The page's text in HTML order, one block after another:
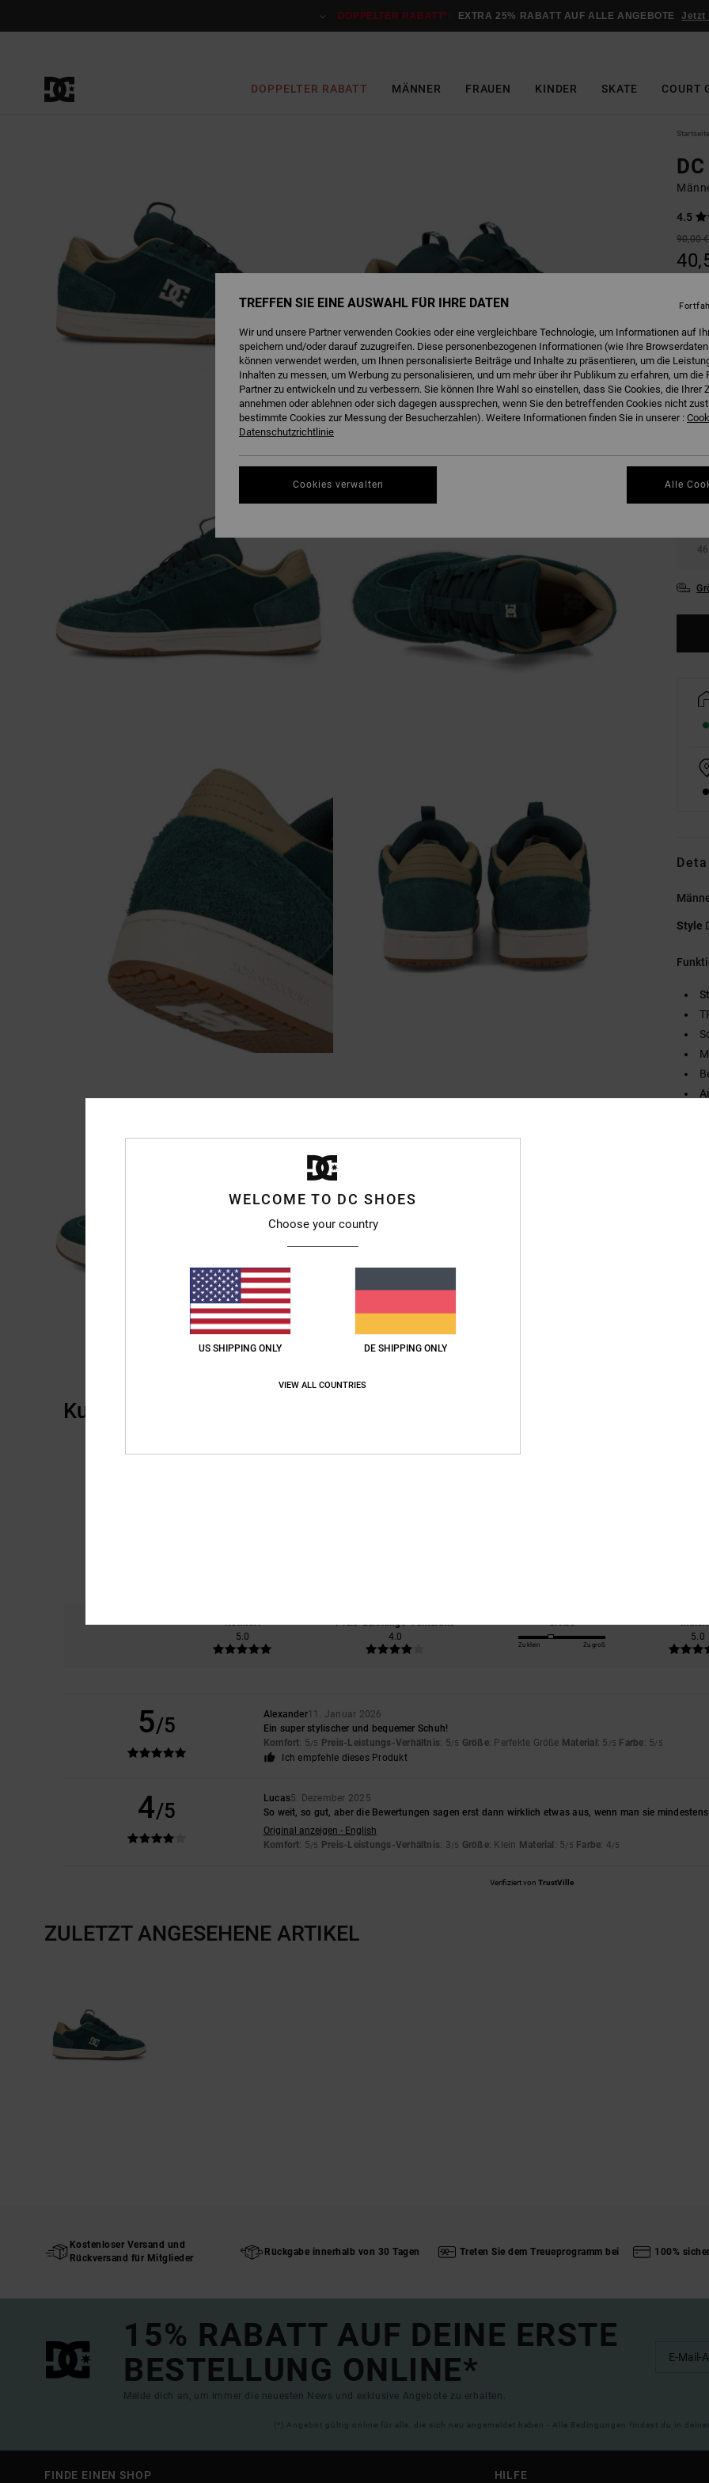
DOPPELTER RABATT*: EXTRA 25% RABATT AUF ALLE ANGEBOTE Jetzt
DOPPELTER RABATT MÄNNER FRAUEN KINDER SKATE COURT
Startseite
4.5
90,00 €
Farbe
38
46
Style
Kundenbewertungen
Komfort
5.0
Preis-Leistungs-Verhältnis
4.0
Größe
Zu klein Zu groß
5.0
5/5 Alexander11. Januar 2026
Ein super stylischer und bequemer Schuh!
Komfort: 5/5 Preis-Leistungs-Verhältnis: 5/5 Größe: Perfekte Größe Material : 5 /5 Farbe: 5/5
Ich empfehle dieses Produkt
4/5
Lucas5. Dezember 2025
So weit, so gut, aber die Bewertungen sagen erst dann wirklich etwas aus, wenn man sie
Original anzeigen - English
Komfort: 5/5 Preis-Leistungs-Verhältnis: 3/5 Größe: Klein Material : 5/5 Farbe: 4/5
Verifiziert von TrustVille
ZULETZT ANGESEHENE ARTIKEL
Kostenloser Versand und
Rückversand für Mitglieder
Rückgabe innerhalb von 30 Tagen Treten Sie dem Treueprogramm bei 100%
15% RABATT AUF DEINE ERSTE
BESTELLUNG ONLINE*
Melde dich an, um immer die neuesten News und exklusive Angebote zu erhalten.
(*) Angebot gültig online für alle, die sich neu angemeldet haben - Alle Bedingungen findest du in
FINDE EINEN SHOP HILFE
WELCOME TO DC SHOES
Choose your country
US SHIPPING ONLY DE SHIPPING ONLY
VIEW ALL COUNTRIES
TREFFEN SIE EINE AUSWAHL FÜR IHRE DATEN
Wir und unsere Partner verwenden Cookies oder eine vergleichbare Technologie, um Informationen auf
speichern und/oder darauf zuzugreifen. Diese personenbezogenen Informationen (wie Ihre
können verwendet werden, um Ihnen personalisierte Beiträge und Inhalte zu präsentieren, um die
Inhalten zu messen, um Werbung zu personalisieren, und um mehr über ihr Publikum zu erfahren, um die
Partner zu entwickeln und zu verbessern. Sie können Ihre Wahl so einstellen, dass Sie Cookies, die Ihrer
annehmen oder ablehnen oder sich dagegen aussprechen, wenn Sie den betreffenden Cookies nicht
bestimmte Cookies zur Messung der Besucherzahlen). Weitere Informationen finden Sie in unserer :
Datenschutzrichtlinie
Cookies verwalten Alle